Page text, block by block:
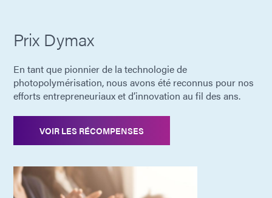
Prix Dymax
En tant que pionnier de la technologie de
photopolymérisation, nous avons été reconnus pour nos
efforts entrepreneuriaux et d’innovation au fil des ans.
VOIR LES RÉCOMPENSES